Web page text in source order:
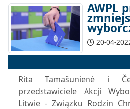
AWPL
20-04-
Rita Tamašunienė i
przedstawiciele Akcji
Litwie - Związku Rodzin